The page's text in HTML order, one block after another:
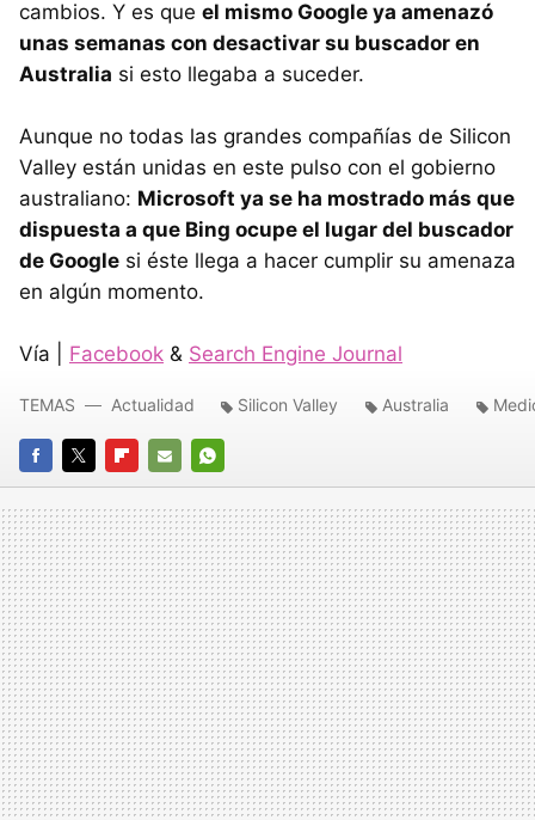
cambios. Y es que el mismo Google ya amenazó
unas semanas con desactivar su buscador en
Australia si esto llegaba a suceder.
Aunque no todas las grandes compañías de Silicon
Valley están unidas en este pulso con el gobierno
australiano: Microsoft ya se ha mostrado más que
dispuesta a que Bing ocupe el lugar del buscador
de Google si éste llega a hacer cumplir su amenaza
en algún momento.
Vía | Facebook & Search Engine Journal
FACEBOOK
TWITTERFLIPBOARD
E-
MAIL
WHATSAPP
TEMAS Actualidad Silicon Valley Australia